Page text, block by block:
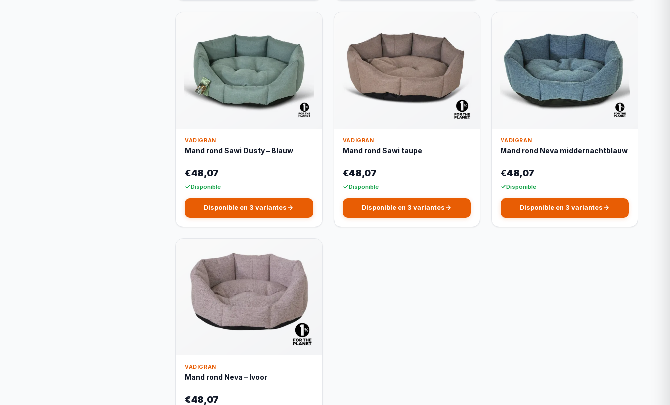
VADIGRAN
Mand rond Sawi Dusty – Blauw
€48,07
Disponible
Disponible en 3 variantes
VADIGRAN
Mand rond Sawi taupe
€48,07
Disponible
Disponible en 3 variantes
VADIGRAN
Mand rond Neva middernachtblauw
€48,07
Disponible
Disponible en 3 variantes
VADIGRAN
Mand rond Neva – Ivoor
€48,07